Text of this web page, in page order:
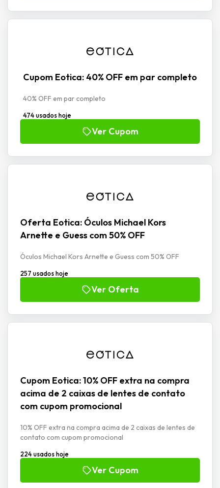
Cupom Eotica: 40% OFF em par completo
40% OFF em par completo
474 usados hoje
Ver Cupom
Oferta Eotica: Óculos Michael Kors
Arnette e Guess com 50% OFF
Óculos Michael Kors Arnette e Guess com 50% OFF
257 usados hoje
Ver Oferta
Cupom Eotica: 10% OFF extra na compra
acima de 2 caixas de lentes de contato
com cupom promocional
10% OFF extra na compra acima de 2 caixas de lentes de
contato com cupom promocional
224 usados hoje
Ver Cupom